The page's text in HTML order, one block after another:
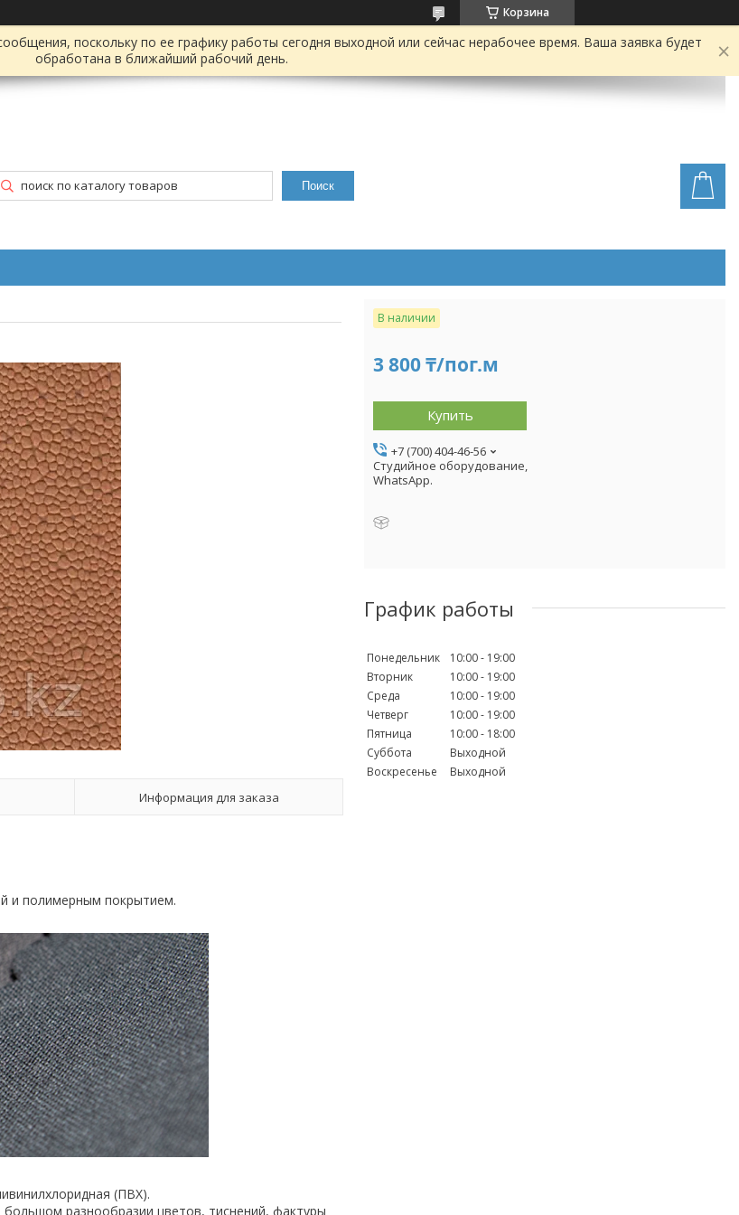
Корзина
поскольку по ее графику работы сегодня выходной или сейчас нерабочее время. Ваша заявка будет
обработана в ближайший рабочий день.
Поиск
Информация для заказа
и полимерным покрытием.
(ПВХ).
разнообразии цветов, тиснений, фактуры
В наличии
3 800 ₸/пог.м
Купить
+7 (700) 404-46-56
Студийное оборудование,
WhatsApp.
График работы
Понедельник 10:00
19:00
Вторник
10:00
19:00
Среда
10:00
19:00
Четверг
10:00
19:00
Пятница
10:00
18:00
Суббота
Выходной
Воскресенье
Выходной